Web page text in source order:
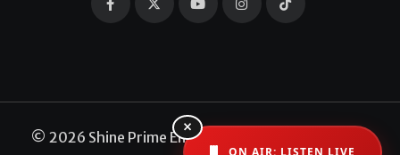
© 2026 Shine Prime Entertainment Production. All
×
ON AIR: LISTEN LIVE